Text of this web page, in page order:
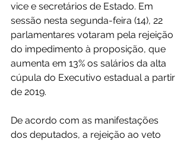
vice e secretários de Estado. Em
sessão nesta segunda-feira (14), 22
parlamentares votaram pela rejeição
do impedimento à proposição, que
aumenta em 13% os salários da alta
cúpula do Executivo estadual a partir
de 2019.
De acordo com as manifestações
dos deputados, a rejeição ao veto